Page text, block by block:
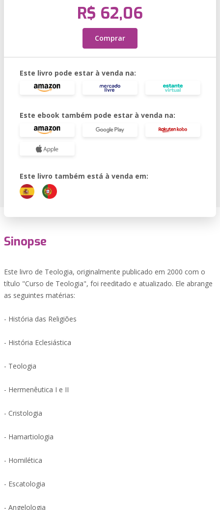
R$ 62,06
Comprar
Este livro pode estar à venda na:
Este ebook também pode estar à venda na:
Este livro também está à venda em:
Sinopse
Este livro de Teologia, originalmente publicado em 2000 com o
título "Curso de Teologia", foi reeditado e atualizado. Ele abrange
as seguintes matérias:
- História das Religiões
- História Eclesiástica
- Teologia
- Hermenêutica I e II
- Cristologia
- Hamartiologia
- Homilética
- Escatologia
- Angelologia